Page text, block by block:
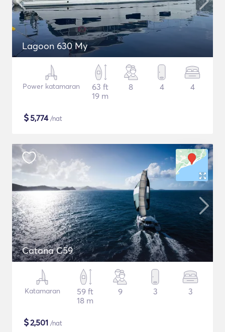
Lagoon 630 My
Power katamaran
63 ft
19 m
8 4 4
$5,774/nat
Catana C59
Katamaran
59 ft
18 m
9 3 3
$2,501 /nat